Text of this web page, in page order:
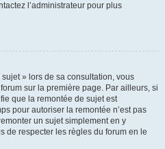
l’administrateur pour plus
» lors de sa consultation, vous
sur la première page. Par ailleurs, si
que la remontée de sujet est
pour autoriser la remontée n’est pas
un sujet simplement en y
de respecter les règles du forum en le